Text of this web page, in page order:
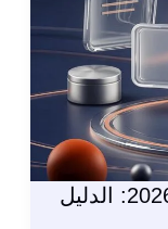
أفضل خدمات سيو احترافية 2026: الدليل